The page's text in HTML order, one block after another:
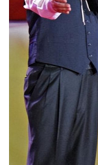
王静看着李玉宁对
值得托付的人。
但是离婚的打击对
后，如果分开，分